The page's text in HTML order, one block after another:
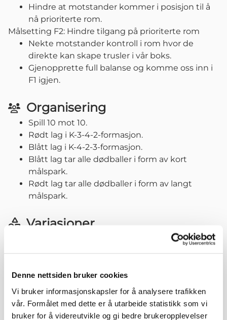
Denne nettsiden bruker cookies
Vi bruker informasjonskapsler for å analysere trafikken
vår. Formålet med dette er å utarbeide statistikk som vi
bruker for å videreutvikle og gi bedre brukeropplevelser
Hindre at motstander kommer i posisjon til å
nå prioriterte rom.
Målsetting F2: Hindre tilgang på prioriterte rom
Nekte motstander kontroll i rom hvor de
direkte kan skape trusler i vår boks.
Gjenopprette full balanse og komme oss inn i
F1 igjen.
Organisering
Spill 10 mot 10.
Rødt lag i K-3-4-2-formasjon.
Blått lag i K-4-2-3-formasjon.
Blått lag tar alle dødballer i form av kort
målspark.
Rødt lag tar alle dødballer i form av langt
målspark.
Variasjoner
Referanser